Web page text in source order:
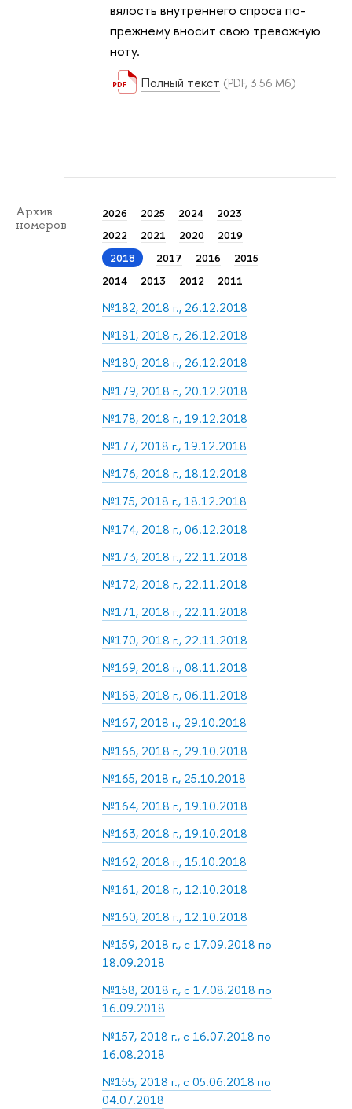
вялость внутреннего спроса по-
прежнему вносит свою тревожную
ноту.
Полный текст (PDF, 3.56 Мб)
Архив
номеров
2026 2025 2024
2023
2022
2021 2020
2019
2018
2017 2016
2015
2014
2013 2012 2011
№182, 2018 г., 26.12.2018
№181, 2018 г., 26.12.2018
№180, 2018 г., 26.12.2018
№179, 2018 г., 20.12.2018
№178, 2018 г., 19.12.2018
№177, 2018 г., 19.12.2018
№176, 2018 г., 18.12.2018
№175, 2018 г., 18.12.2018
№174, 2018 г., 06.12.2018
№173, 2018 г., 22.11.2018
№172, 2018 г., 22.11.2018
№171, 2018 г., 22.11.2018
№170, 2018 г., 22.11.2018
№169, 2018 г., 08.11.2018
№168, 2018 г., 06.11.2018
№167, 2018 г., 29.10.2018
№166, 2018 г., 29.10.2018
№165, 2018 г., 25.10.2018
№164, 2018 г., 19.10.2018
№163, 2018 г., 19.10.2018
№162, 2018 г., 15.10.2018
№161, 2018 г., 12.10.2018
№160, 2018 г., 12.10.2018
№159, 2018 г., с 17.09.2018 по
18.09.2018
№158, 2018 г., с 17.08.2018 по
16.09.2018
№157, 2018 г., с 16.07.2018 по
16.08.2018
№155, 2018 г., с 05.06.2018 по
04.07.2018